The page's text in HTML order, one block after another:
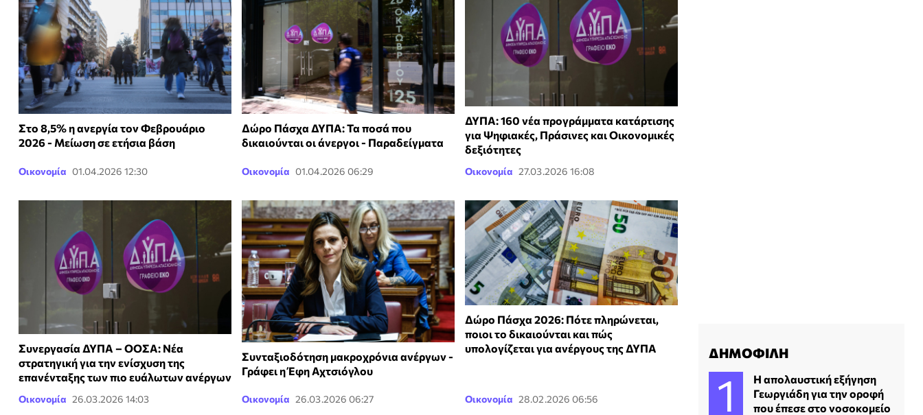
Στο 8,5% η ανεργία τον Φεβρουάριο
2026 - Μείωση σε ετήσια βάση
Οικονομία 01.04.2026 12:30
Δώρο Πάσχα ΔΥΠΑ: Τα ποσά που
δικαιούνται οι άνεργοι - Παραδείγματα
Οικονομία 01.04.2026 06:29
ΔΥΠΑ: 160 νέα προγράμματα κατάρτισης
για Ψηφιακές, Πράσινες και Οικονομικές
δεξιότητες
Οικονομία 27.03.2026 16:08
Συνεργασία ΔΥΠΑ – ΟΟΣΑ: Νέα
στρατηγική για την ενίσχυση της
επανένταξης των πιο ευάλωτων ανέργων
Οικονομία 26.03.2026 14:03
Συνταξιοδότηση μακροχρόνια ανέργων -
Γράφει η Έφη Αχτσιόγλου
Οικονομία 26.03.2026 06:27
Δώρο Πάσχα 2026: Πότε πληρώνεται,
ποιοι το δικαιούνται και πώς
υπολογίζεται για ανέργους της ΔΥΠΑ
Οικονομία 28.02.2026 06:56
ΔΗΜΟΦΙΛΗ
Η απολαυστική εξήγηση
Γεωργιάδη για την οροφή
που έπεσε στο νοσοκομείο